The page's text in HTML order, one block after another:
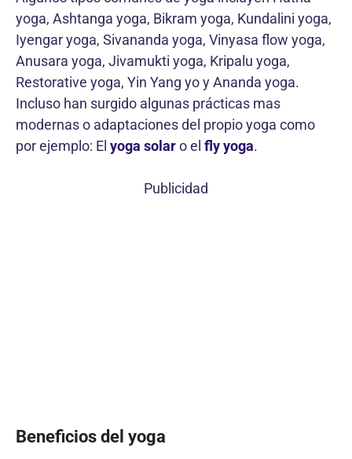
yoga, Ashtanga yoga, Bikram yoga, Kundalini yoga,
Iyengar yoga, Sivananda yoga, Vinyasa flow yoga,
Anusara yoga, Jivamukti yoga, Kripalu yoga,
Restorative yoga, Yin Yang yo y Ananda yoga.
Incluso han surgido algunas prácticas mas
modernas o adaptaciones del propio yoga como
por ejemplo: El yoga solaro el fly yoga.
Publicidad
Beneficios del yoga